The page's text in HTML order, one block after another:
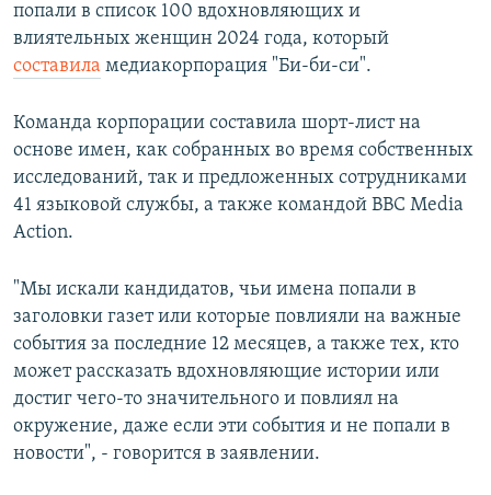
попали в список 100 вдохновляющих и
влиятельных женщин 2024 года, который
составила медиакорпорация "Би-би-си".
Команда корпорации составила шорт-лист на
основе имен, как собранных во время собственных
исследований, так и предложенных сотрудниками
41 языковой службы, а также командой BBC Media
Action.
"Мы искали кандидатов, чьи имена попали в
заголовки газет или которые повлияли на важные
события за последние 12 месяцев, а также тех, кто
может рассказать вдохновляющие истории или
достиг чего-то значительного и повлиял на
окружение, даже если эти события и не попали в
новости", - говорится в заявлении.